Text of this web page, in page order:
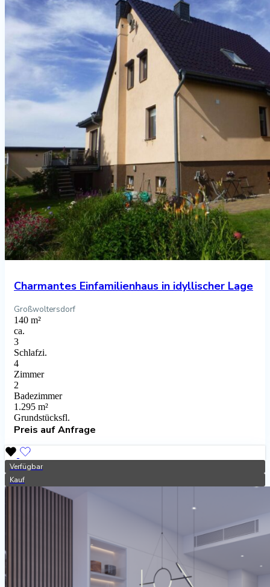
Charmantes Einfamilienhaus in idyllischer Lage
Großwoltersdorf
140 m²
ca.
3
Schlafzi.
4
Zimmer
2
Badezimmer
1.295 m²
Grundstücksfl.
Preis auf Anfrage
Verfügbar
Kauf